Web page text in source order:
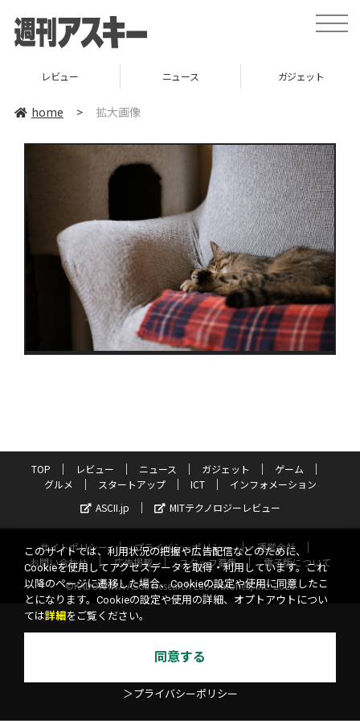
toggle
レビュー ニュース ガジェット
home > 拡大画像
TOP レビュー ニュース ガジェット
ゲーム
グルメ
スタートアップ ICT
インフォメーション
ASCII.jp
MITテクノロジーレビュー
サイトポリシー プライバシーポリシー
運営会社
お問い合わせ
広告掲載 スタッフ募集
電子版について
©KADOKAWA ASCII Research Laboratories, Inc. 2026
このサイトでは、利用状況の把握や広告配信などのために、
Cookieを使用してアクセスデータを取得・利用しています。これ
以降のページに遷移した場合、Cookieの設定や使用に同意したこ
とになります。Cookieの設定や使用の詳細、オプトアウトについ
ては詳細 をご覧ください。
同意する
＞プライバシーポリシー